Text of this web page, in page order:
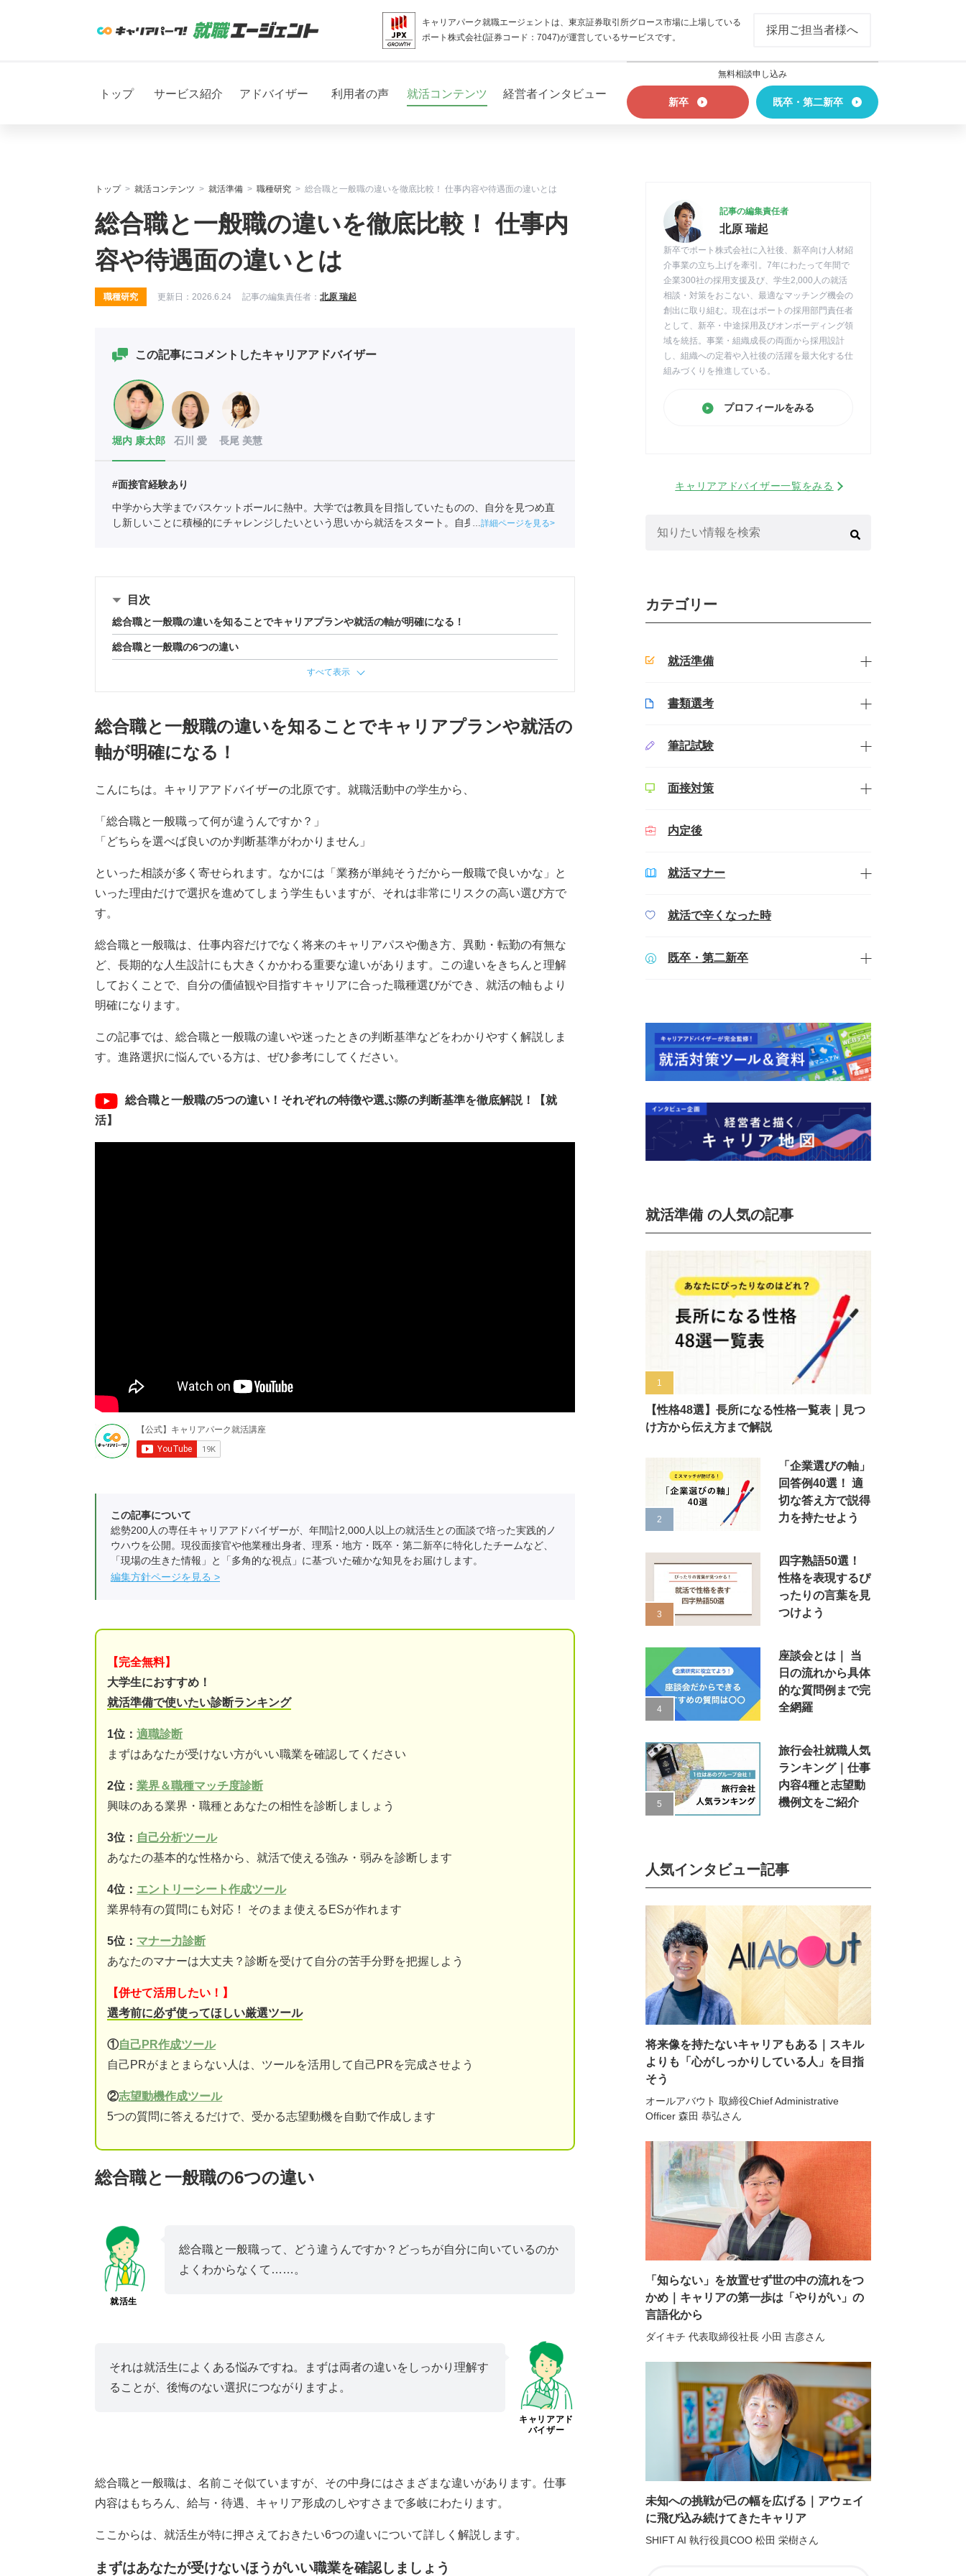
キャリアパーク就職エージェントは、東京証券取引所グロース市場に上場している
ポート株式会社(証券コード：7047)が運営しているサービスです。
採用ご担当者様へ
トップ サービス紹介 アドバイザー 利用者の声 就活コンテンツ 経営者インタビュー
無料相談申し込み
新卒 既卒・第二新卒
トップ 就活コンテンツ 就活準備 職種研究 総合職と一般職の違いを徹底比較！ 仕事内容や待遇面の違いとは
総合職と一般職の違いを徹底比較！ 仕事内
容や待遇面の違いとは
職種研究 更新日： 2026.6.24 記事の編集責任者： 北原 瑞起
この記事にコメントしたキャリアアドバイザー
堀内 康太郎 石川 愛 長尾 美慧
#面接官経験あり
中学から大学までバスケットボールに熱中。大学では教員を目指していたものの、自分を見つめ直
し新しいことに積極的にチャレンジしたいという思いから就活をスタート。自身も就活ではエージ
詳細ページを見る
目次
総合職と一般職の違いを知ることでキャリアプランや就活の軸が明確になる！
総合職と一般職の6つの違い
すべて表示
総合職と一般職の違いを知ることでキャリアプランや就活の
軸が明確になる！
こんにちは。キャリアアドバイザーの北原です。就職活動中の学生から、
「総合職と一般職って何が違うんですか？」
「どちらを選べば良いのか判断基準がわかりません」
といった相談が多く寄せられます。なかには「業務が単純そうだから一般職で良いかな」と
いった理由だけで選択を進めてしまう学生もいますが、それは非常にリスクの高い選び方で
す。
総合職と一般職は、仕事内容だけでなく将来のキャリアパスや働き方、異動・転勤の有無な
ど、長期的な人生設計にも大きくかかわる重要な違いがあります。この違いをきちんと理解
しておくことで、自分の価値観や目指すキャリアに合った職種選びができ、就活の軸もより
明確になります。
この記事では、総合職と一般職の違いや迷ったときの判断基準などをわかりやすく解説しま
す。進路選択に悩んでいる方は、ぜひ参考にしてください。
総合職と一般職の5つの違い！それぞれの特徴や選ぶ際の判断基準を徹底解説！【就
活】
この記事について
総勢200人の専任キャリアアドバイザーが、年間計2,000人以上の就活生との面談で培った実践的ノ
ウハウを公開。現役面接官や他業種出身者、理系・地方・既卒・第二新卒に特化したチームなど、
「現場の生きた情報」と「多角的な視点」に基づいた確かな知見をお届けします。
編集方針ページを見る
【完全無料】
大学生におすすめ！
就活準備で使いたい診断ランキング
1位： 適職診断
まずはあなたが受けない方がいい職業を確認してください
2位： 業界＆職種マッチ度診断
興味のある業界・職種とあなたの相性を診断しましょう
3位： 自己分析ツール
あなたの基本的な性格から、就活で使える強み・弱みを診断します
4位： エントリーシート作成ツール
業界特有の質問にも対応！ そのまま使えるESが作れます
5位： マナー力診断
あなたのマナーは大丈夫？診断を受けて自分の苦手分野を把握しよう
【併せて活用したい！】
選考前に必ず使ってほしい厳選ツール
①自己PR作成ツール
自己PRがまとまらない人は、ツールを活用して自己PRを完成させよう
②志望動機作成ツール
5つの質問に答えるだけで、受かる志望動機を自動で作成します
総合職と一般職の6つの違い
就活生
総合職と一般職って、どう違うんですか？どっちが自分に向いているのか
よくわからなくて……。
キャリアアド
バイザー
それは就活生によくある悩みですね。まずは両者の違いをしっかり理解す
ることが、後悔のない選択につながりますよ。
総合職と一般職は、名前こそ似ていますが、その中身にはさまざまな違いがあります。仕事
内容はもちろん、給与・待遇、キャリア形成のしやすさまで多岐にわたります。
ここからは、就活生が特に押さえておきたい6つの違いについて詳しく解説します。
まずはあなたが受けないほうがいい職業を確認しましょう
記事の編集責任者
北原 瑞起
新卒でポート株式会社に入社後、新卒向け人材紹
介事業の立ち上げを牽引。7年にわたって年間で
企業300社の採用支援及び、学生2,000人の就活
相談・対策をおこない、最適なマッチング機会の
創出に取り組む。現在はポートの採用部門責任者
として、新卒・中途採用及びオンボーディング領
域を統括。事業・組織成長の両面から採用設計
し、組織への定着や入社後の活躍を最大化する仕
組みづくりを推進している。
プロフィールをみる
キャリアアドバイザー一覧をみる
カテゴリー
就活準備
書類選考
筆記試験
面接対策
内定後
就活マナー
就活で辛くなった時
既卒・第二新卒
就活準備 の人気の記事
【性格48選】長所になる性格一覧表｜見つ
け方から伝え方まで解説
「企業選びの軸」
回答例40選！ 適
切な答え方で説得
力を持たせよう
四字熟語50選！
性格を表現するぴ
ったりの言葉を見
つけよう
座談会とは｜ 当
日の流れから具体
的な質問例まで完
全網羅
旅行会社就職人気
ランキング｜仕事
内容4種と志望動
機例文をご紹介
人気インタビュー記事
将来像を持たないキャリアもある｜スキル
よりも「心がしっかりしている人」を目指
そう
オールアバウト 取締役Chief Administrative
Officer 森田 恭弘さん
「知らない」を放置せず世の中の流れをつ
かめ｜キャリアの第一歩は「やりがい」の
言語化から
ダイキチ 代表取締役社長 小田 吉彦さん
未知への挑戦が己の幅を広げる｜アウェイ
に飛び込み続けてきたキャリア
SHIFT AI 執行役員COO 松田 栄樹さん